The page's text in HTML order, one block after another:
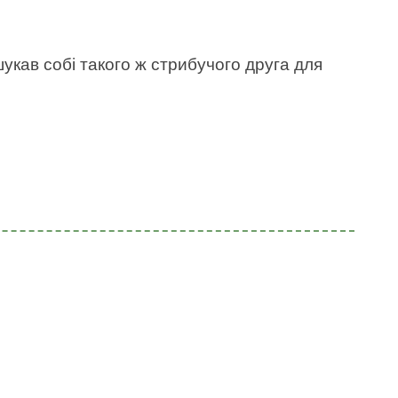
собі такого ж стрибучого друга для